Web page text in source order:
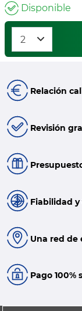
Disponible
Relación
Revisión
Fiabilidad
Una red de
Pago 100%